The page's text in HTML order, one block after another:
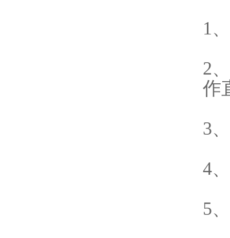
1
2
作
3
4
5